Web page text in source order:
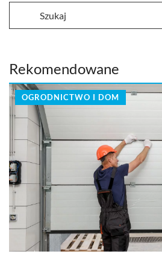
Rekomendowane
OGRODNICTWO I DOM